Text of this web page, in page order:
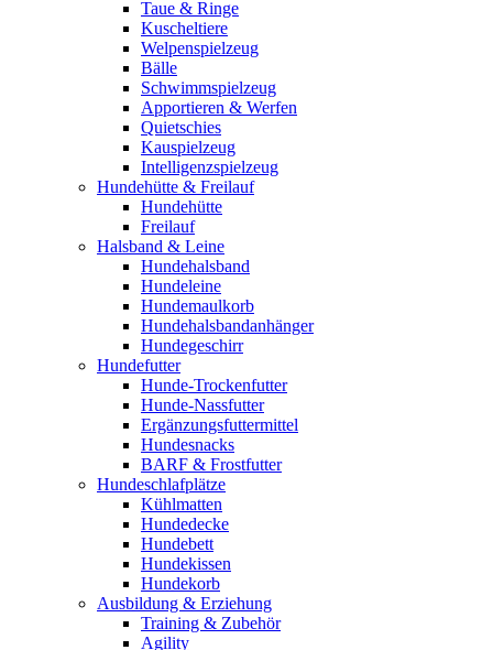
Taue & Ringe
Kuscheltiere
Welpenspielzeug
Bälle
Schwimmspielzeug
Apportieren & Werfen
Quietschies
Kauspielzeug
Intelligenzspielzeug
Hundehütte & Freilauf
Hundehütte
Freilauf
Halsband & Leine
Hundehalsband
Hundeleine
Hundemaulkorb
Hundehalsbandanhänger
Hundegeschirr
Hundefutter
Hunde-Trockenfutter
Hunde-Nassfutter
Ergänzungsfuttermittel
Hundesnacks
BARF & Frostfutter
Hundeschlafplätze
Kühlmatten
Hundedecke
Hundebett
Hundekissen
Hundekorb
Ausbildung & Erziehung
Training & Zubehör
Agility